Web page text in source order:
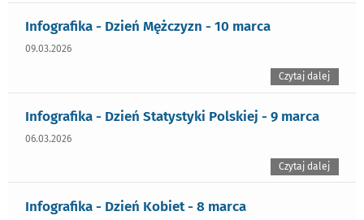
Infografika - Dzień Mężczyzn - 10 marca
09.03.2026
Czytaj dalej
Infografika - Dzień Statystyki Polskiej - 9 marca
06.03.2026
Czytaj dalej
Infografika - Dzień Kobiet - 8 marca